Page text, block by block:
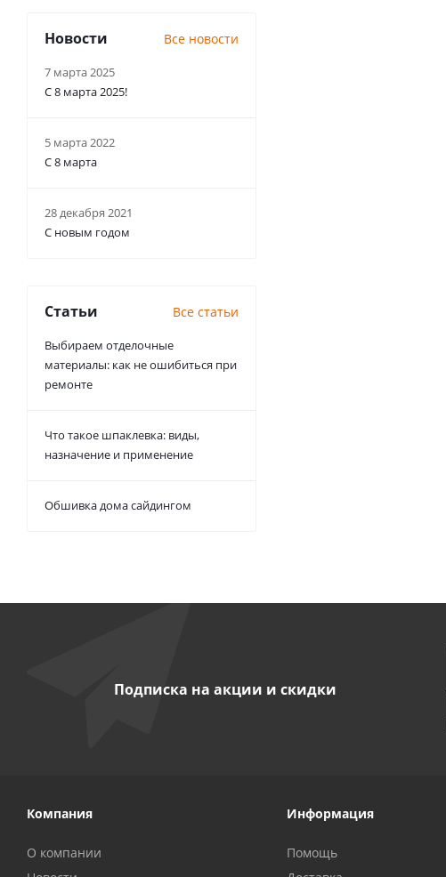
Новости Все новости
7 марта 2025
С 8 марта 2025!
5 марта 2022
С 8 марта
28 декабря 2021
С новым годом
Статьи Все статьи
Выбираем отделочные
материалы: как не ошибиться при
ремонте
Что такое шпаклевка: виды,
назначение и применение
Обшивка дома сайдингом
Подписка на акции и скидки
Компания
О компании
Информация
Помощь